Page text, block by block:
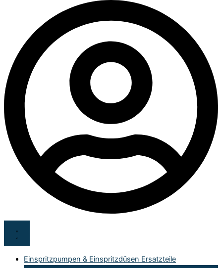
Einspritzpumpen & Einspritzdüsen Ersatzteile